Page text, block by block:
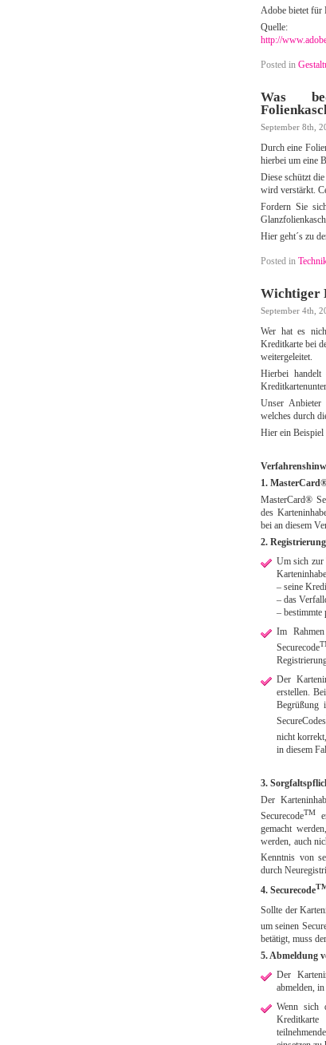
Adobe bietet für
Quelle:
http://
Posted in
Was
September 8th,
Durch eine
hierbei um eine
Diese schützt
wird verstärkt.
Fordern Sie
Hier geht´s zu
Posted in
Wichtiger
September 4th,
Wer hat es
Kreditkarte bei
weitergeleitet.
Hierbei handelt
Unser Anbieter
welches durch
Hier ein
1.
MasterCard®
des
bei an diesem
2. Registrierung
Um sich zur
– seine
– das
– bestimmte
Im
Securecode
Der
erstellen.
Begrüßung
SecureCodes
nicht
in diesem
3.
Der
SecurecodeTM
gemacht
werden, auch
Kenntnis von
durch
4. Securecode
Sollte der
um seinen
betätigt, muss
5. Abmeldung
Der
abmelden,
Wenn sich